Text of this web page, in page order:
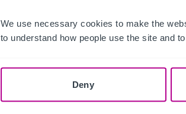
We use necessary cookies to make the
to understand how people use the site and
Deny